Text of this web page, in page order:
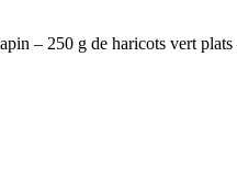
– 250 g de haricots vert